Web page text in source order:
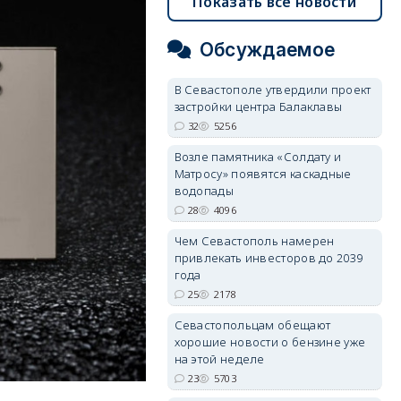
Обсуждаемое
В Севастополе утвердили проект
застройки центра Балаклавы
32 5256
Возле памятника «Солдату и
Матросу» появятся каскадные
водопады
28 4096
Чем Севастополь намерен
привлекать инвесторов до 2039
года
25 2178
Севастопольцам обещают
хорошие новости о бензине уже
на этой неделе
23 5703